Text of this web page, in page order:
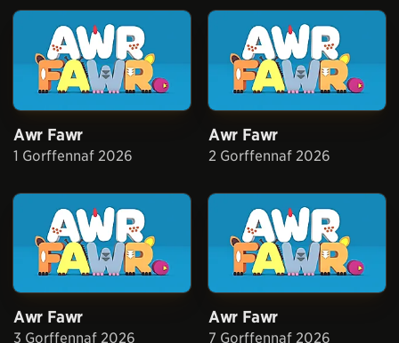
Awr Fawr
1 Gorffennaf 2026
Awr Fawr
2 Gorffennaf 2026
Awr Fawr
3 Gorffennaf 2026
Awr Fawr
7 Gorffennaf 2026